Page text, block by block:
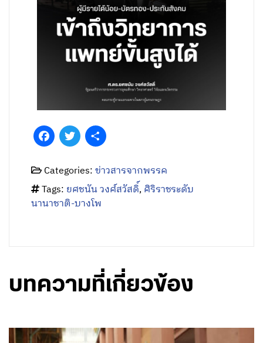
FacebookTwitter
Categories:ข่าวสารจากพรรค
Tags: ยศชนัน วงศ์สวัสดิ์,ศิริราชระดับ
นานาชาติ-บางโพ
บทความที่เกี่ยวข้อง